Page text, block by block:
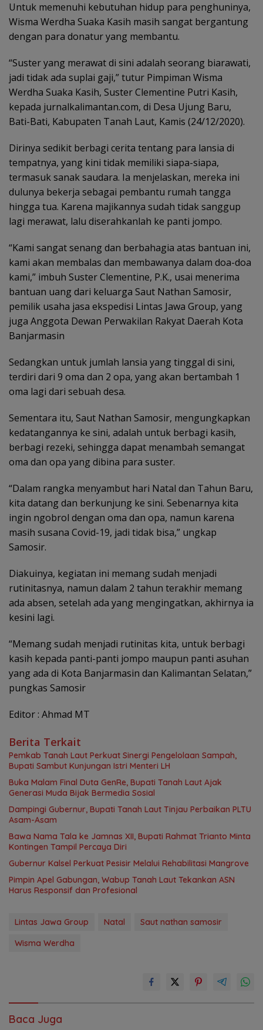
Untuk memenuhi kebutuhan hidup para penghuninya,
Wisma Werdha Suaka Kasih masih sangat bergantung
dengan para donatur yang membantu.
“Suster yang merawat di sini adalah seorang biarawati,
jadi tidak ada suplai gaji,” tutur Pimpiman Wisma
Werdha Suaka Kasih, Suster Clementine Putri Kasih,
kepada jurnalkalimantan.com, di Desa Ujung Baru,
Bati-Bati, Kabupaten Tanah Laut, Kamis (24/12/2020).
Dirinya sedikit berbagi cerita tentang para lansia di
tempatnya, yang kini tidak memiliki siapa-siapa,
termasuk sanak saudara. Ia menjelaskan, mereka ini
dulunya bekerja sebagai pembantu rumah tangga
hingga tua. Karena majikannya sudah tidak sanggup
lagi merawat, lalu diserahkanlah ke panti jompo.
“Kami sangat senang dan berbahagia atas bantuan ini,
kami akan membalas dan membawanya dalam doa-doa
kami,” imbuh Suster Clementine, P.K., usai menerima
bantuan uang dari keluarga Saut Nathan Samosir,
pemilik usaha jasa ekspedisi Lintas Jawa Group, yang
juga Anggota Dewan Perwakilan Rakyat Daerah Kota
Banjarmasin
Sedangkan untuk jumlah lansia yang tinggal di sini,
terdiri dari 9 oma dan 2 opa, yang akan bertambah 1
oma lagi dari sebuah desa.
Sementara itu, Saut Nathan Samosir, mengungkapkan
kedatangannya ke sini, adalah untuk berbagi kasih,
berbagi rezeki, sehingga dapat menambah semangat
oma dan opa yang dibina para suster.
“Dalam rangka menyambut hari Natal dan Tahun Baru,
kita datang dan berkunjung ke sini. Sebenarnya kita
ingin ngobrol dengan oma dan opa, namun karena
masih susana Covid-19, jadi tidak bisa,” ungkap
Samosir.
Diakuinya, kegiatan ini memang sudah menjadi
rutinitasnya, namun dalam 2 tahun terakhir memang
ada absen, setelah ada yang mengingatkan, akhirnya ia
kesini lagi.
“Memang sudah menjadi rutinitas kita, untuk berbagi
kasih kepada panti-panti jompo maupun panti asuhan
yang ada di Kota Banjarmasin dan Kalimantan Selatan,”
pungkas Samosir
Editor : Ahmad MT
Berita Terkait
Pemkab Tanah Laut Perkuat Sinergi Pengelolaan Sampah,
Bupati Sambut Kunjungan Istri Menteri LH
Buka Malam Final Duta GenRe, Bupati Tanah Laut Ajak
Generasi Muda Bijak Bermedia Sosial
Dampingi Gubernur, Bupati Tanah Laut Tinjau Perbaikan PLTU
Asam-Asam
Bawa Nama Tala ke Jamnas XII, Bupati Rahmat Trianto Minta
Kontingen Tampil Percaya Diri
Gubernur Kalsel Perkuat Pesisir Melalui Rehabilitasi Mangrove
Pimpin Apel Gabungan, Wabup Tanah Laut Tekankan ASN
Harus Responsif dan Profesional
Lintas Jawa Group Natal
Saut nathan samosir
Wisma Werdha
Baca Juga